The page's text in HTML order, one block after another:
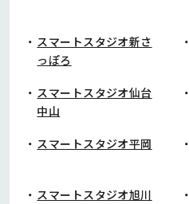
スマートスタジオ新さ
っぽろ
スマートスタジオ仙台
中山
スマートスタジオ平岡
スマートスタジオ旭川